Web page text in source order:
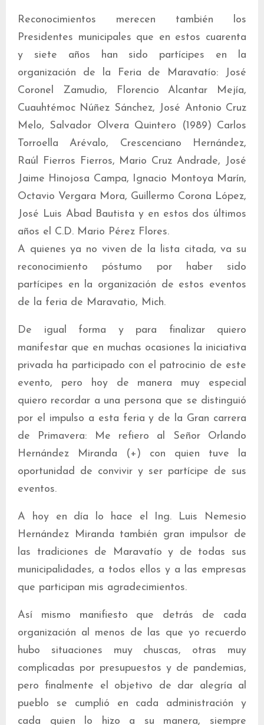
Reconocimientos merecen también los
Presidentes municipales que en estos cuarenta
y siete años han sido partícipes en la
organización de la Feria de Maravatío: José
Coronel Zamudio, Florencio Alcantar Mejía,
Cuauhtémoc Núñez Sánchez, José Antonio Cruz
Melo, Salvador Olvera Quintero (1989) Carlos
Torroella Arévalo, Crescenciano Hernández,
Raúl Fierros Fierros, Mario Cruz Andrade, José
Jaime Hinojosa Campa, Ignacio Montoya Marín,
Octavio Vergara Mora, Guillermo Corona López,
José Luis Abad Bautista y en estos dos últimos
años el C.D. Mario Pérez Flores.
A quienes ya no viven de la lista citada, va su
reconocimiento póstumo por haber sido
partícipes en la organización de estos eventos
de la feria de Maravatio, Mich.
De igual forma y para finalizar quiero
manifestar que en muchas ocasiones la iniciativa
privada ha participado con el patrocinio de este
evento, pero hoy de manera muy especial
quiero recordar a una persona que se distinguió
por el impulso a esta feria y de la Gran carrera
de Primavera: Me refiero al Señor Orlando
Hernández Miranda (+) con quien tuve la
oportunidad de convivir y ser partícipe de sus
eventos.
A hoy en día lo hace el Ing. Luis Nemesio
Hernández Miranda también gran impulsor de
las tradiciones de Maravatío y de todas sus
municipalidades, a todos ellos y a las empresas
que participan mis agradecimientos.
Así mismo manifiesto que detrás de cada
organización al menos de las que yo recuerdo
hubo situaciones muy chuscas, otras muy
complicadas por presupuestos y de pandemias,
pero finalmente el objetivo de dar alegría al
pueblo se cumplió en cada administración y
cada quien lo hizo a su manera, siempre